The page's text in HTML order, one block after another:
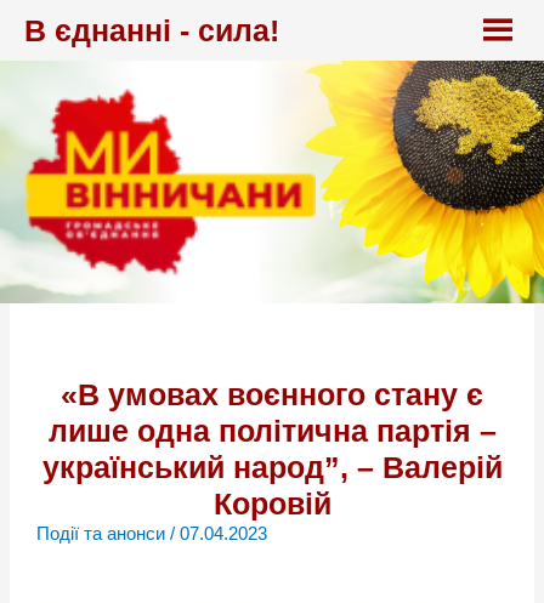
В єднанні - сила!
«В умовах воєнного стану є
лише одна політична партія –
український народ”, – Валерій
Коровій
Події та анонси/ 07.04.2023